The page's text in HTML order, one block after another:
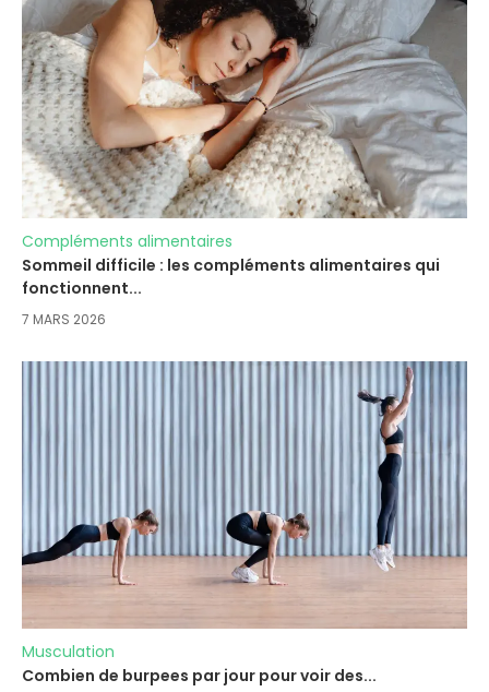
Compléments alimentaires
Sommeil difficile : les compléments alimentaires qui
fonctionnent...
7 MARS 2026
Musculation
Combien de burpees par jour pour voir des...